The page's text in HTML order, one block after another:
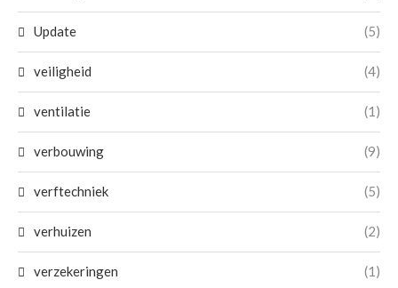
Update (5)
veiligheid (4)
ventilatie (1)
verbouwing (9)
verftechniek (5)
verhuizen (2)
verzekeringen (1)